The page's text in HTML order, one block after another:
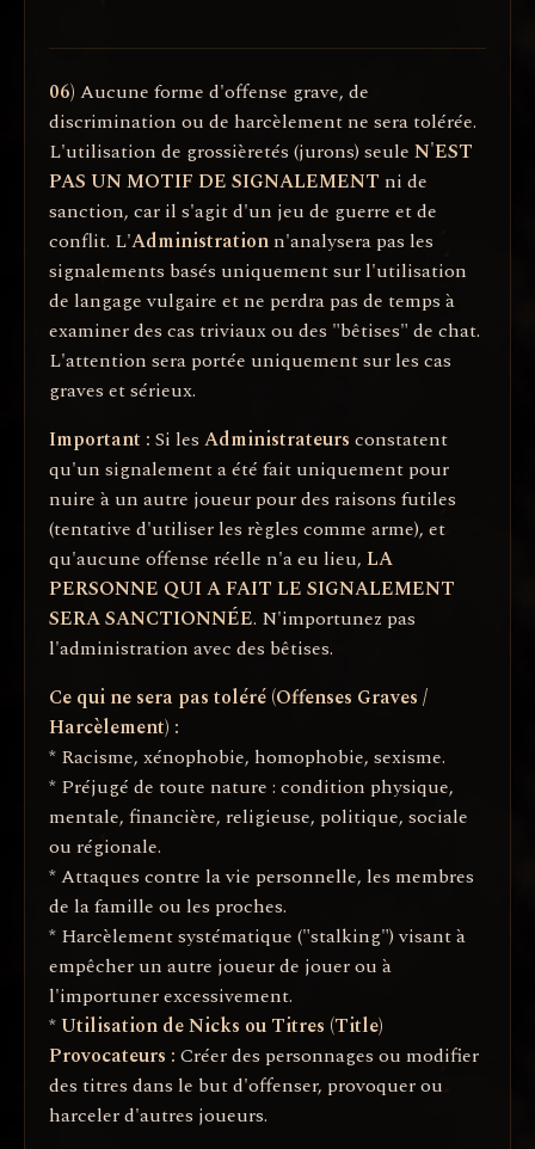
06) Aucune forme d'offense grave, de
discrimination ou de harcèlement ne sera tolérée.
L'utilisation de grossièretés (jurons) seule N'EST
PAS UN MOTIF DE SIGNALEMENT ni de
sanction, car il s'agit d'un jeu de guerre et de
conflit. L'Administrationn'analysera pas les
signalements basés uniquement sur l'utilisation
de langage vulgaire et ne perdra pas de temps à
examiner des cas triviaux ou des "bêtises" de chat.
L'attention sera portée uniquement sur les cas
graves et sérieux.
Important : Si les Administrateurs constatent
qu'un signalement a été fait uniquement pour
nuire à un autre joueur pour des raisons futiles
(tentative d'utiliser les règles comme arme), et
qu'aucune offense réelle n'a eu lieu, LA
PERSONNE QUI A FAIT LE SIGNALEMENT
SERA SANCTIONNÉE. N'importunez pas
l'administration avec des bêtises.
Ce qui ne sera pas toléré (Offenses Graves /
Harcèlement) :
* Racisme, xénophobie, homophobie, sexisme.
* Préjugé de toute nature : condition physique,
mentale, financière, religieuse, politique, sociale
ou régionale.
* Attaques contre la vie personnelle, les membres
de la famille ou les proches.
* Harcèlement systématique ("stalking") visant à
empêcher un autre joueur de jouer ou à
l'importuner excessivement.
*Utilisation de Nicks ou Titres (Title)
Provocateurs : Créer des personnages ou modifier
des titres dans le but d'offenser, provoquer ou
harceler d'autres joueurs.